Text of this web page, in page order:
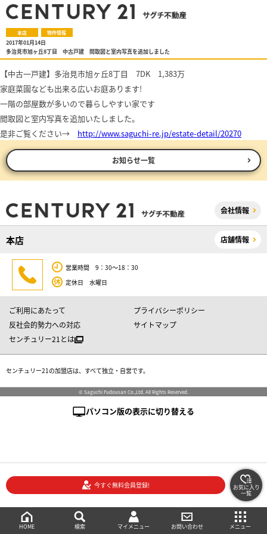
本店 物件情報
2017年01月14日
多治見市旭ヶ丘8丁目 中古戸建 間取図と室内写真を追加しました
【中古一戸建】多治見市旭ヶ丘8丁目 7DK 1,383万
家庭菜園なども出来る広いお庭あります!
一階の部屋数が多いので暮らしやすい家です
間取図と室内写真を追加いたしました。
是非ご覧ください→ http://www.saguchi-re.jp/estate-detail/20270
お知らせ一覧
会社情報
本店 店舗情報
営業時間 9：30～18：30
定休日 水曜日
ご利用にあたって
プライバシーポリシー
反社会的勢力への対応
サイトマップ
センチュリー21とは
センチュリー21の加盟店は、すべて独立・自営です。
© Saguchi Fudousan Co.,Ltd. All Rights Reserved.
パソコン版の表示に切り替える
HOME 検索 マイメニュー お問い合わせ メニュー
今すぐ無料会員登録! お気に入り
一覧
絞り込み検索
メニュー
ご相談・お問い合わせ